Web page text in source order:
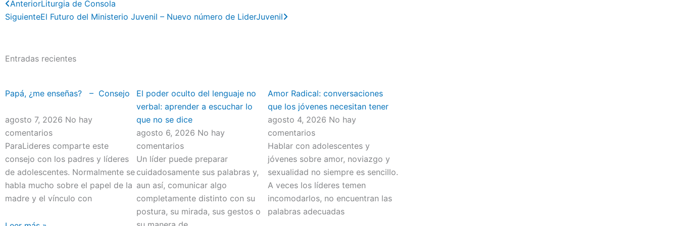
Previo
AnteriorLiturgia de Consola
SiguienteEl Futuro del Ministerio Juvenil – Nuevo número de LiderJuvenil
Entradas recientes
Papá, ¿me enseñas? – Consejo
agosto 7, 2026 No hay
comentarios
ParaLideres comparte este
consejo con los padres y líderes
de adolescentes. Normalmente se
habla mucho sobre el papel de la
madre y el vínculo con
El poder oculto del lenguaje no
verbal: aprender a escuchar lo
que no se dice
agosto 6, 2026 No hay
comentarios
Un líder puede preparar
cuidadosamente sus palabras y,
aun así, comunicar algo
completamente distinto con su
postura, su mirada, sus gestos o
Amor Radical: conversaciones
que los jóvenes necesitan tener
agosto 4, 2026 No hay
comentarios
Hablar con adolescentes y
jóvenes sobre amor, noviazgo y
sexualidad no siempre es sencillo.
A veces los líderes temen
incomodarlos, no encuentran las
palabras adecuadas